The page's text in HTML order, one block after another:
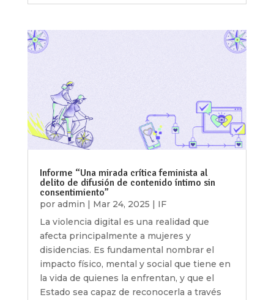
Informe “Una mirada crítica feminista al
delito de difusión de contenido íntimo sin
consentimiento”
por admin Mar 24, 2025
IF
La violencia digital es una realidad que
afecta principalmente a mujeres y
disidencias. Es fundamental nombrar el
impacto físico, mental y social que tiene en
la vida de quienes la enfrentan, y que el
Estado sea capaz de reconocerla a través